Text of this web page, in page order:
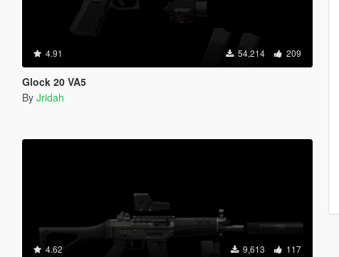
4.91 54,214 209
Glock 20 VA5
By Jridah
4.62 9,613 117